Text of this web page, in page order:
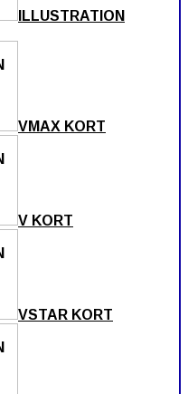
ILLUSTRATION
VMAX KORT
V KORT
VSTAR KORT